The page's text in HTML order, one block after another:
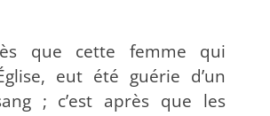
que cette femme qui
eut été guérie d’un
; c’est après que les